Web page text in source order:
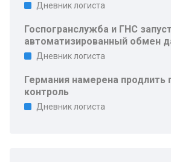
Дневник логиста
Госпогранслужба и ГНС
автоматизированный обмен
Дневник логиста
Германия намерена продлить
контроль
Дневник логиста